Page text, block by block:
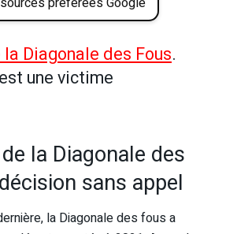
Diagonale des Fous.
une victime
la Diagonale des
sans appel
la Diagonale des fous a